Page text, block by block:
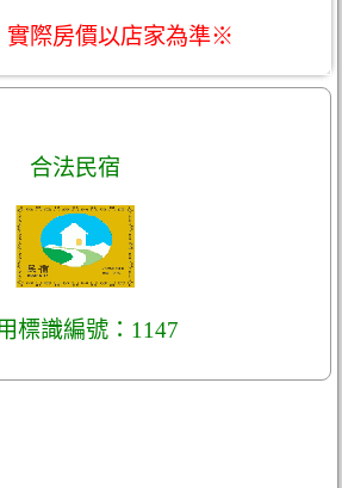
際房價以店家為準※
合法民宿
標識編號：1147